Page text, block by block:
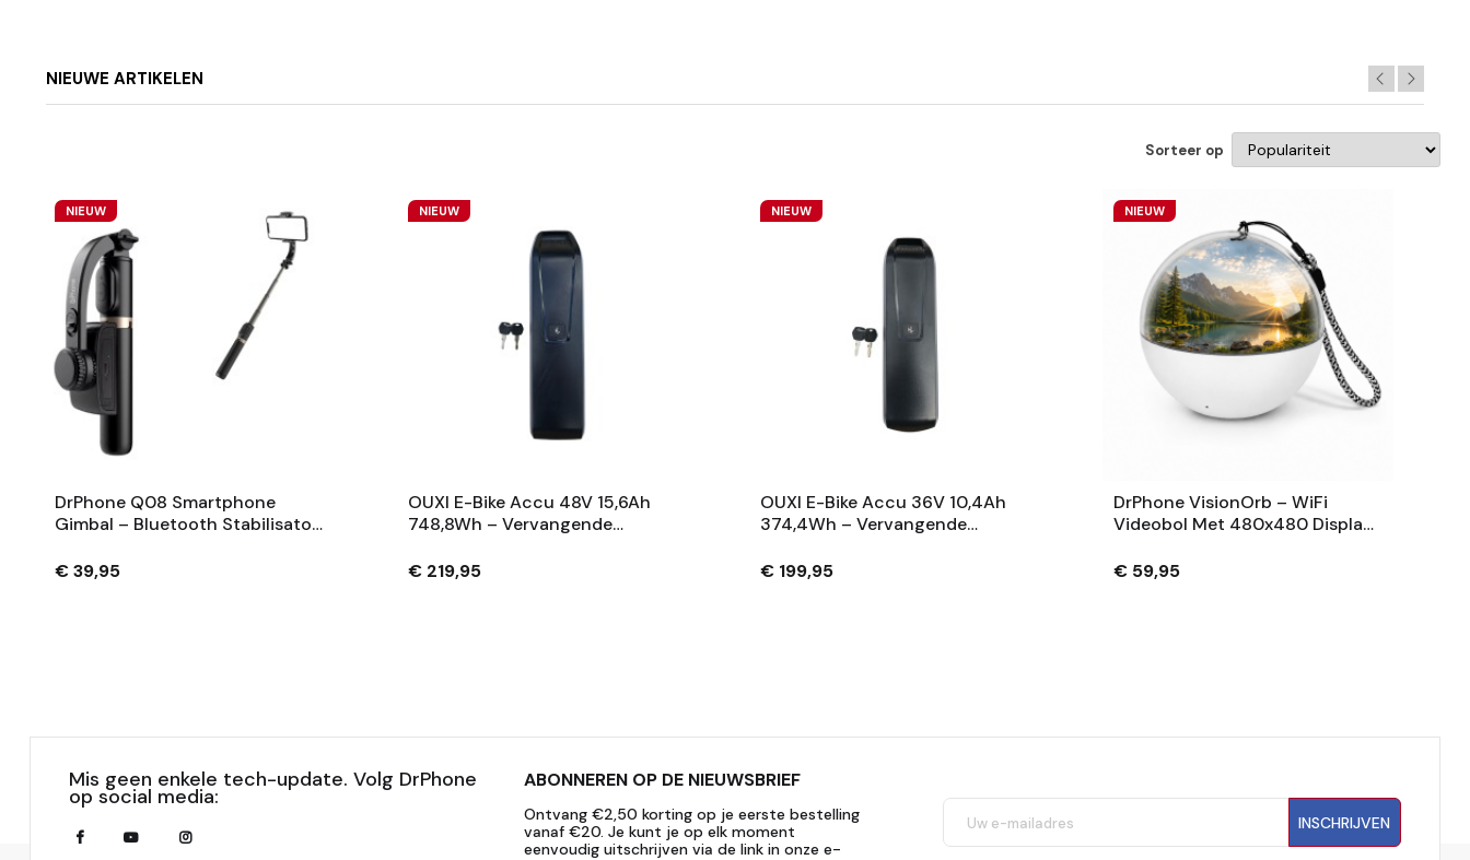
NIEUWE ARTIKELEN
Sorteer op
NIEUW
DrPhone Q08 Smartphone
Gimbal – Bluetooth Stabilisator
Zwart
€ 39,95
NIEUW
OUXI E-Bike Accu 48V 15,6Ah
748,8Wh – Vervangende
Sleutels – Zwart
€ 219,95
NIEUW
OUXI E-Bike Accu 36V 10,4Ah
374,4Wh – Vervangende
Sleutels – Zwart
€ 199,95
NIEUW
DrPhone VisionOrb – WiFi
Videobol Met 480x480 Display
– USB-C – Wit
€ 59,95
Mis geen enkele tech-update. Volg DrPhone
op social media:
ABONNEREN OP DE NIEUWSBRIEF
Ontvang €2,50 korting op je eerste bestelling
vanaf €20. Je kunt je op elk moment
eenvoudig uitschrijven via de link in onze e-
INSCHRIJVEN